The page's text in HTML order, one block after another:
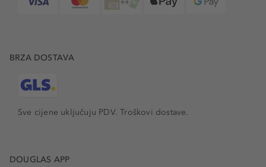
BRZA DOSTAVA
Sve cijene uključuju PDV.Troškovi dostave.
DOUGLAS APP